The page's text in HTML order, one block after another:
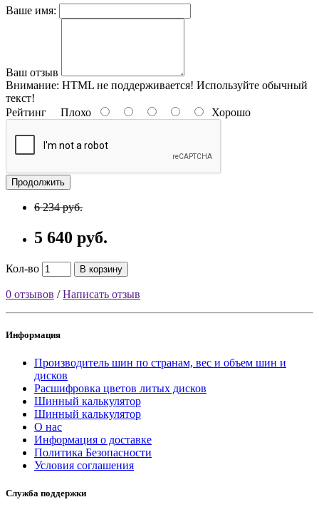
Ваше имя:
Ваш отзыв
Внимание: HTML не поддерживается! Используйте обычный
текст!
Рейтинг Плохо Хорошо
Продолжить
6 234 руб.
5 640 руб.
Кол-во В корзину
0 отзывов /Написать отзыв
Информация
Производитель шин по странам, вес и объем шин и
дисков
Расшифровка цветов литых дисков
Шинный калькулятор
Шинный калькулятор
О нас
Информация о доставке
Политика Безопасности
Условия соглашения
Служба поддержки